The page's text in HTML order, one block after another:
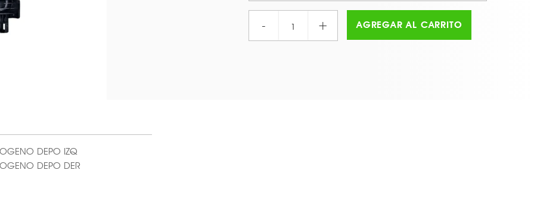
- + AGREGAR AL CARRITO
DEPO IZQ
DEPO DER